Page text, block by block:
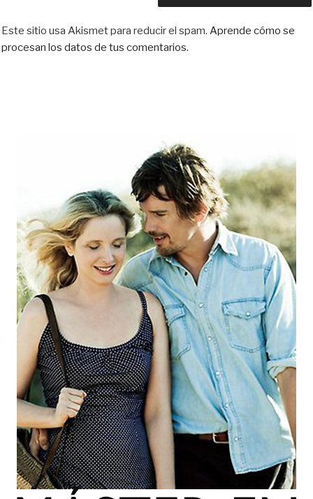
Este sitio usa Akismet para reducir el spam. Aprende cómo se
procesan los datos de tus comentarios.